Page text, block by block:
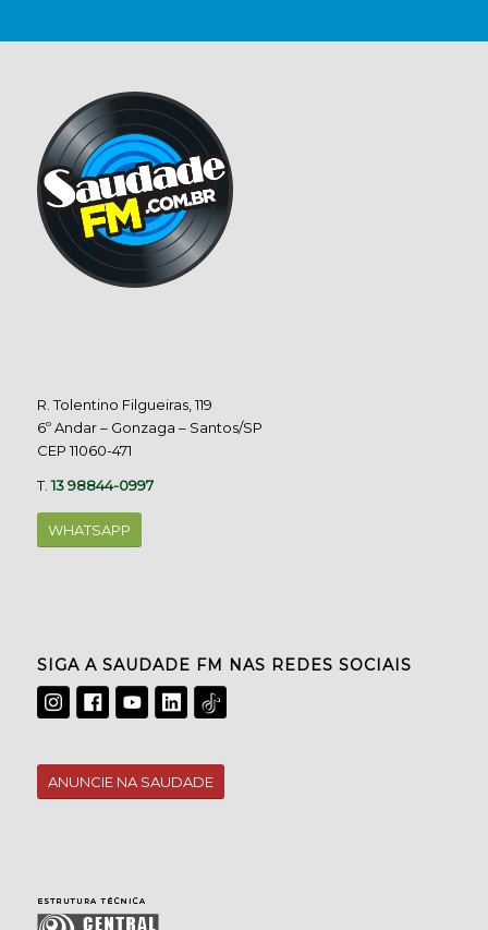
R. Tolentino Filgueiras, 119
6º Andar – Gonzaga – Santos/SP
CEP 11060-471
T.13 98844-0997
WHATSAPP
SIGA A SAUDADE FM NAS REDES SOCIAIS
ANUNCIE NA SAUDADE